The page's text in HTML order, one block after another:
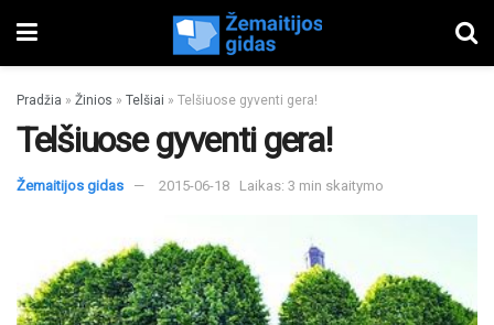
Pradžia » Žinios » Telšiai » Telšiuose gyventi gera!
Telšiuose gyventi gera!
Žemaitijos gidas 2015-06-18 Laikas: 3 min skaitymo